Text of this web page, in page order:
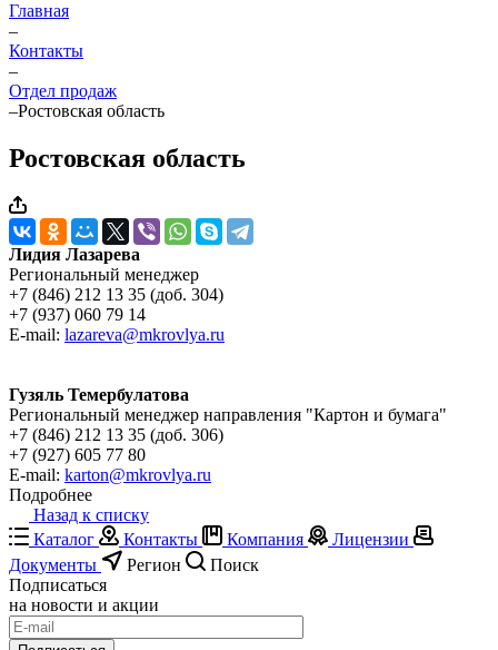
Главная
–
Контакты
–
Отдел продаж
–Ростовская область
Ростовская область
Лидия Лазарева
Региональный менеджер
+7 (846) 212 13 35 (доб. 304)
+7 (937) 060 79 14
E-mail: lazareva@mkrovlya.ru
Гузяль Темербулатова
Региональный менеджер направления "Картон и бумага"
+7 (846) 212 13 35 (доб. 306)
+7 (927) 605 77 80
E-mail: karton@mkrovlya.ru
Подробнее
Назад к списку
Каталог
Контакты Компания
Лицензии
Документы
Регион
Поиск
Подписаться
на новости и акции